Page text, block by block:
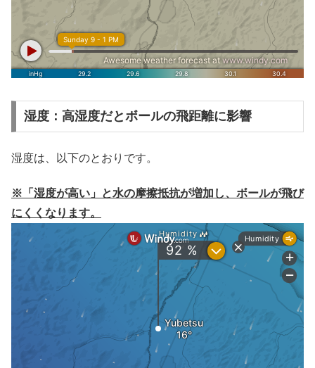
湿度：高湿度だとボールの飛距離に影響
湿度は、以下のとおりです。
※「湿度が高い」と水の摩擦抵抗が増加し、ボールが飛び
にくくなります。